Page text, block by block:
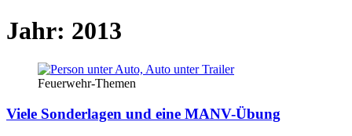
Jahr: 2013
Feuerwehr-Themen
Viele Sonderlagen und eine MANV-Übung